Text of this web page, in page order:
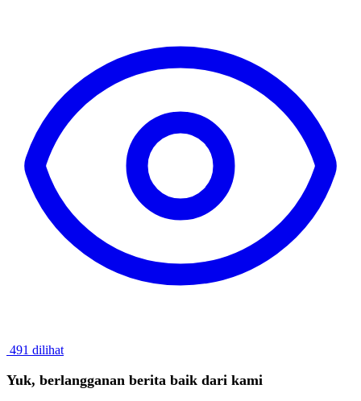
491 dilihat
Yuk, berlangganan berita baik dari kami